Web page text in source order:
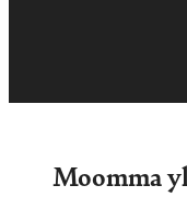
Moomma